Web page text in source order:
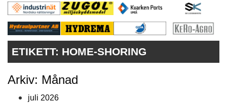
KONTAKT
VÅRA ANDRA MAGASIN
PRENUMERERA
ANNONSERA
ETIKETT: HOME-SHORING
Arkiv: Månad
juli 2026